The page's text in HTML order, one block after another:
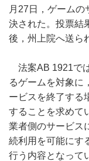
月27日，ゲーム
決された。投票結
後，州上院へ送ら
法案AB 1921で
るゲームを対象に
ービスを終了する
することを求めて
業者側のサービス
続利用を可能にす
行う内容となって